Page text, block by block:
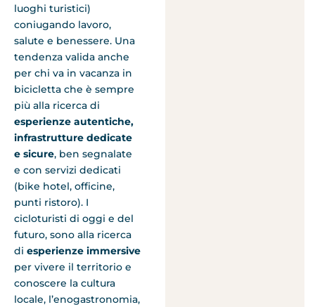
luoghi turistici)
coniugando lavoro,
salute e benessere. Una
tendenza valida anche
per chi va in vacanza in
bicicletta che è sempre
più alla ricerca di
esperienze autentiche,
infrastrutture dedicate
e sicure, ben segnalate
e con servizi dedicati
(bike hotel, officine,
punti ristoro). I
cicloturisti di oggi e del
futuro, sono alla ricerca
di esperienze immersive
per vivere il territorio e
conoscere la cultura
locale, l’enogastronomia,